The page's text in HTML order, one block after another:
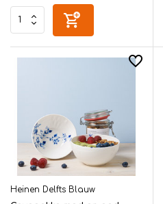
Heinen Delfts Blauw